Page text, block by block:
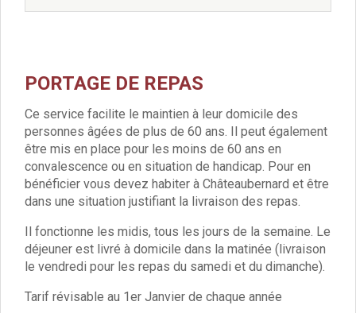
Marchés publics
Enfance et jeunesse
Crèche
Relais Assistantes Maternelles
Écoles
Garderies
Restauration scolaire
Centres de loisirs
Solidarité
Services à domicile
Jardins familiaux
La Récré du Jeudi
Règlementation accessibilité
PORTAGE DE REPAS
Ce service facilite le maintien à leur domicile des
personnes âgées de plus de 60 ans. Il peut également
être mis en place pour les moins de 60 ans en
convalescence ou en situation de handicap. Pour en
bénéficier vous devez habiter à Châteaubernard et être
dans une situation justifiant la livraison des repas.
Il fonctionne les midis, tous les jours de la semaine. Le
déjeuner est livré à domicile dans la matinée (livraison
le vendredi pour les repas du samedi et du dimanche).
Tarif révisable au 1er Janvier de chaque année